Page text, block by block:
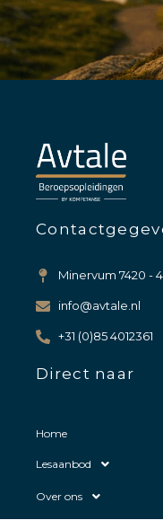
Minervum 7420 -
info@avtale.nl
+31 (0)85 4012361
Direct naar
Home
Lesaanbod
Over ons